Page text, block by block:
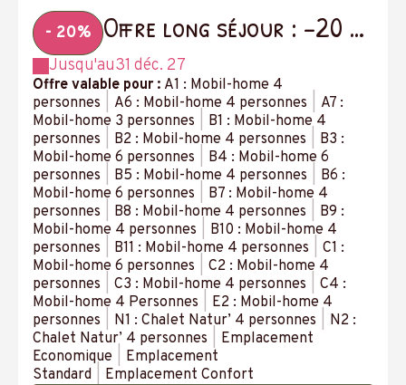
- 20%
Offre long séjour : -20 %
à partir de 14 nuits
Jusqu'au31 déc. 27
Offre valable pour : A1 : Mobil-home 4
personnes
A6 : Mobil-home 4 personnes
A7 :
Mobil-home 3 personnes
B1 : Mobil-home 4
personnes
B2 : Mobil-home 4 personnes
B3 :
Mobil-home 6 personnes
B4 : Mobil-home 6
personnes
B5 : Mobil-home 4 personnes
B6 :
Mobil-home 6 personnes
B7 : Mobil-home 4
personnes
B8 : Mobil-home 4 personnes
B9 :
Mobil-home 4 personnes
B10 : Mobil-home 4
personnes
B11 : Mobil-home 4 personnes
C1 :
Mobil-home 6 personnes
C2 : Mobil-home 4
personnes
C3 : Mobil-home 4 personnes
C4 :
Mobil-home 4 Personnes
E2 : Mobil-home 4
personnes
N1 : Chalet Natur’ 4 personnes
N2 :
Chalet Natur’ 4 personnes
Emplacement
Economique
Emplacement
Standard
Emplacement Confort